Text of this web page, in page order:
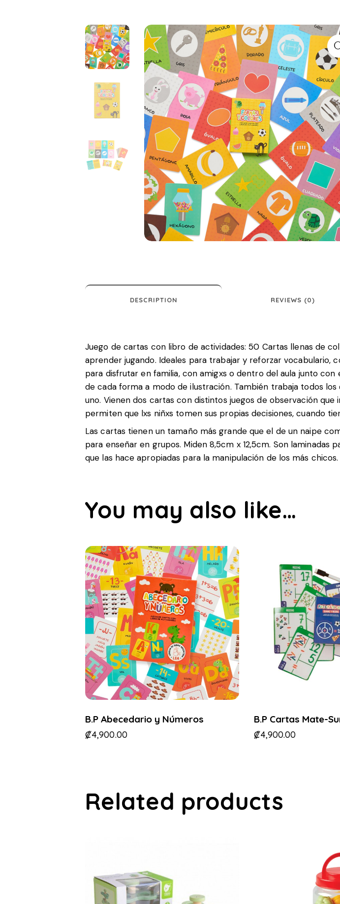
DESCRIPTION REVIEWS (0)
Juego de cartas con libro de actividades: 50 Cartas llenas de
aprender jugando. Ideales para trabajar y reforzar vocabulario,
para disfrutar en familia, con amigxs o dentro del aula junto
de cada forma a modo de ilustración. También trabaja todos
uno. Vienen dos cartas con distintos juegos de observación
permiten que lxs niñxs tomen sus propias decisiones, cuando
Las cartas tienen un tamaño más grande que el de un naipe
para enseñar en grupos. Miden 8,5cm x 12,5cm. Son laminadas
que las hace apropiadas para la manipulación de los más chicos.
You may also like…
B.P Abecedario y Números
₡4,900.00
B.P Cartas Mate-
₡4,900.00
Related products